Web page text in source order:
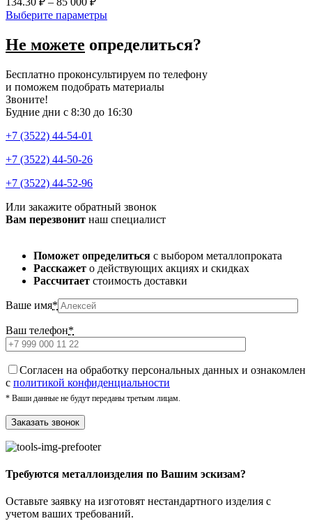
Выберите параметры
Не можете определиться?
Бесплатно проконсультируем по телефону
и поможем подобрать материалы
Звоните!
Будние дни с 8:30 до 16:30
+7 (3522) 44-54-01
+7 (3522) 44-50-26
+7 (3522) 44-52-96
Или закажите обратный звонок
Вам перезвонит наш специалист
Поможет определиться с выбором металлопроката
Расскажет о действующих акциях и скидках
Рассчитает стоимость доставки
Ваше имя*
Ваш телефон*
Cогласен на обработку персональных данных и ознакомлен
с политикой конфиденциальности
* Ваши данные не будут переданы третьим лицам.
Требуются металлоизделия по Вашим эскизам?
Оставьте заявку на изготовят нестандартного изделия с
учетом ваших требований.